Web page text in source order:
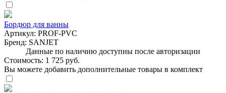
Бордюр для ванны
Артикул: PROF-PVC
Бренд: SANJET
Данные по наличию доступны после авторизации
Стоимость: 1 725 руб.
Вы можете добавить дополнительные товары в комплект